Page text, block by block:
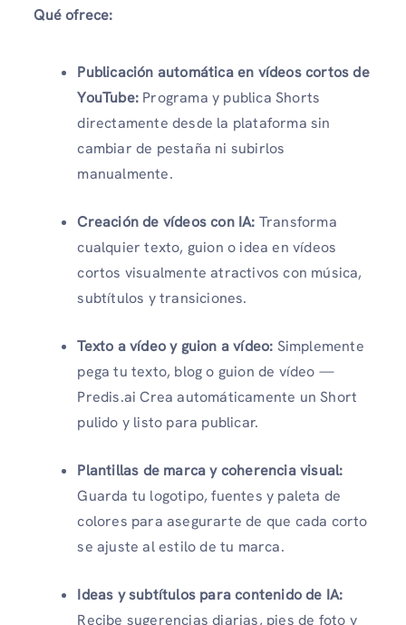
Qué ofrece:
Publicación automática en vídeos cortos de
YouTube: Programa y publica Shorts
directamente desde la plataforma sin
cambiar de pestaña ni subirlos
manualmente.
Creación de vídeos con IA: Transforma
cualquier texto, guion o idea en vídeos
cortos visualmente atractivos con música,
subtítulos y transiciones.
Texto a vídeo y guion a vídeo: Simplemente
pega tu texto, blog o guion de vídeo —
Predis.ai Crea automáticamente un Short
pulido y listo para publicar.
Plantillas de marca y coherencia visual:
Guarda tu logotipo, fuentes y paleta de
colores para asegurarte de que cada corto
se ajuste al estilo de tu marca.
Ideas y subtítulos para contenido de IA:
Recibe sugerencias diarias, pies de foto y